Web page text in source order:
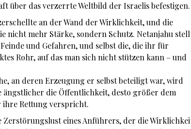
über das verzerrte Weltbild der Israelis befestigen.
an der Wand der Wirklichkeit, und die
nicht mehr Stärke, sondern Schutz. Netanjahu
und Gefahren, und selbst die, die ihr für
Rohr, auf das man sich nicht stützen kann – und
an deren Erzeugung er selbst beteiligt war, wird
ängstlicher die Öffentlichkeit, desto größer dem
ihre Rettung verspricht.
Zerstörungslust eines Anführers, der die